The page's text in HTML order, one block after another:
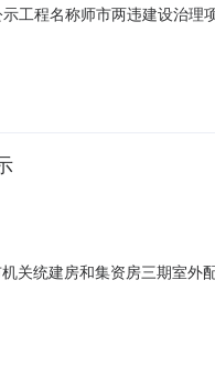
工程名称师市两违建设治
整小写12900000.000元投
关统建房和集资房三期室外
年10月25日质量标准合